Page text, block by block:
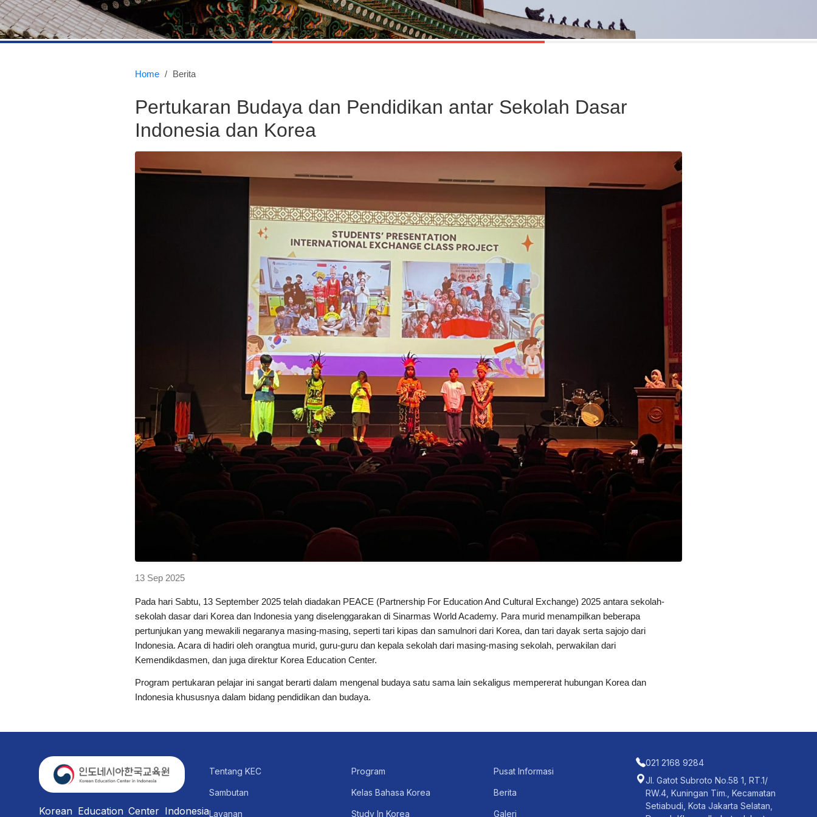
Home / Berita
Pertukaran Budaya dan Pendidikan antar Sekolah Dasar
Indonesia dan Korea
13 Sep 2025
Pada hari Sabtu, 13 September 2025 telah diadakan PEACE (Partnership For Education And Cultural Exchange) 2025 antara sekolah-
sekolah dasar dari Korea dan Indonesia yang diselenggarakan di Sinarmas World Academy. Para murid menampilkan beberapa
pertunjukan yang mewakili negaranya masing-masing, seperti tari kipas dan samulnori dari Korea, dan tari dayak serta sajojo dari
Indonesia. Acara di hadiri oleh orangtua murid, guru-guru dan kepala sekolah dari masing-masing sekolah, perwakilan dari
Kemendikdasmen, dan juga direktur Korea Education Center.
Program pertukaran pelajar ini sangat berarti dalam mengenal budaya satu sama lain sekaligus mempererat hubungan Korea dan
Indonesia khususnya dalam bidang pendidikan dan budaya.
Korean Education Center Indonesia
Tentang KEC
Sambutan
Layanan
Program
Kelas Bahasa Korea
Study In Korea
Pusat Informasi
Berita
Galeri
021 2168 9284
Jl. Gatot Subroto No.58 1, RT.1/
RW.4, Kuningan Tim., Kecamatan
Setiabudi, Kota Jakarta Selatan,